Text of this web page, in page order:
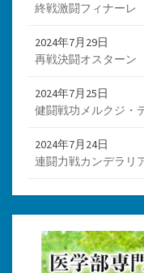
終戦激闘フィナーレ
2024年7月29日
再戦決闘オスターン
2024年7月25日
健闘戦功メルクジ・
2024年7月24日
連闘力戦カンデラリ